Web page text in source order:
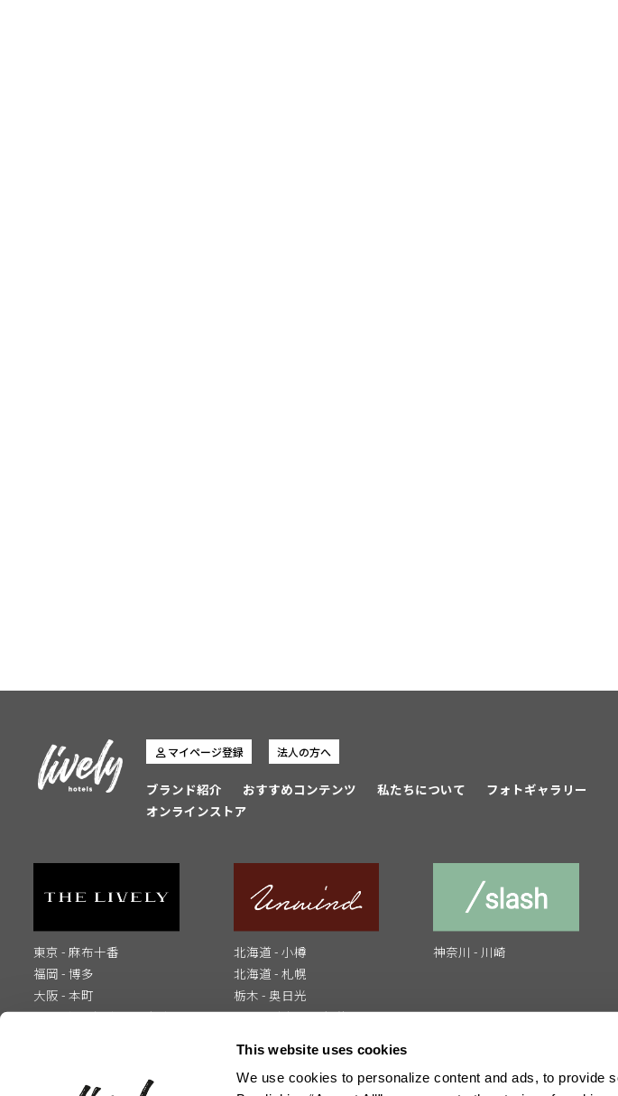
This website uses cookies
We use cookies to personalize content and ads, to provide
マイページ登録 法人の方へ
ブランド紹介 おすすめコンテンツ 私たちについて
フォトギャラリー
オンラインストア
東京 - 麻布十番
福岡 - 博多
大阪 - 本町
山口 - 湯田温泉 2027年春
北海道 - 小樽
北海道 - 札幌
栃木 - 奥日光
大分 - 別府 2026年秋開業
神奈川 - 川崎
お問い合わせ メディアの方へ インフルエンサーの方へ 採用情報 運営会社 プライバシ